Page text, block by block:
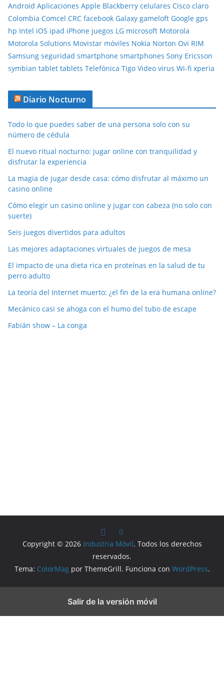
Android Aplicaciones Apple Blackberry celulares Cisco claro
Colombia Comcel CRC facebook Galaxy gameloft Google gps
hp Intel iOS ipad iPhone juegos LG microsoft Motorola
Motorola Solutions Movistar móviles Nokia Norton Ovi RIM
Samsung seguridad smartphone smartphones Sony Ericsson
symbian tablet tablets Telefónica Tigo Video virus Wi-fi xperia
Diario Nocturno
Todo lo que puedes saber de una persona solo con su
número de cédula
El nuevo ritual nocturno: jugar online con tranquilidad y
disfrutar la experiencia
La magia de jugar desde casa: cómo disfrutar al máximo un
casino online
Cómo elegir un casino online y jugar con cabeza (no solo con
suerte)
Seis juegos divertidos para adultos
Las mejores adaptaciones virtuales de juegos de mesa
El impacto de una dieta rica en proteínas en la salud de tu
perro adulto
La teoría del Internet muerto: ¿el fin de la era humana online?
Mecánico casi se ahoga con el humo del tubo de escape
Fabián show – La conga
Copyright © 2026 Industria Móvil. Todos los derechos
reservados.
Tema: ColorMagpor ThemeGrill. Funciona con WordPress.
Salir de la versión móvil